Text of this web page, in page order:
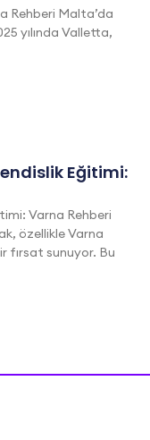
Rehberi Malta’da
yılında Valletta,
Eğitimi:
Varna Rehberi
özellikle Varna
fırsat sunuyor. Bu